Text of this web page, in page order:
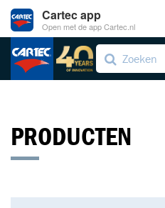
PRODUCTEN
Cartec app
Open met de app Cartec.nl